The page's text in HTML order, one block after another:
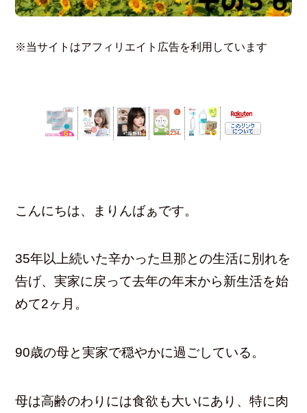
※当サイトはアフィリエイト広告を利用しています
こんにちは、まりんばぁです。
35年以上続いた辛かった旦那との生活に別れを
告げ、実家に戻って去年の年末から新生活を始
めて2ヶ月。
90歳の母と実家で穏やかに過ごしている。
母は高齢のわりには食欲も大いにあり、特に肉